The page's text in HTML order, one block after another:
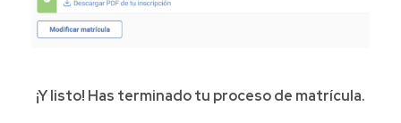
¡Y listo! Has terminado tu proceso de matrícula.